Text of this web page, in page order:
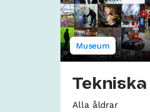
Museum
Alla åldrar